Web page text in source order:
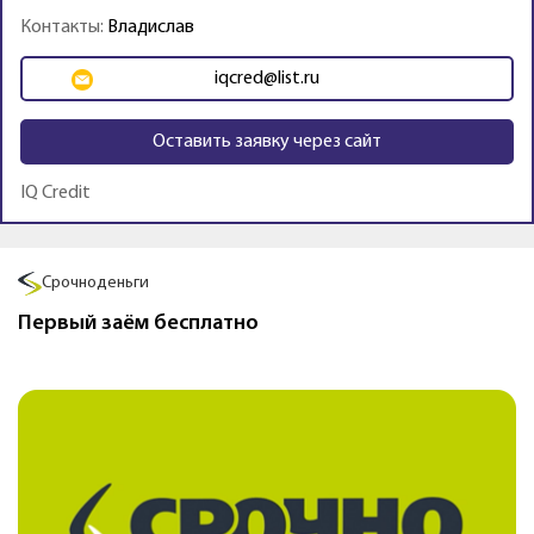
Контакты: Владислав
iqcred@list.ru
Оставить заявку через сайт
IQ Credit
Срочноденьги
Первый заём бесплатно